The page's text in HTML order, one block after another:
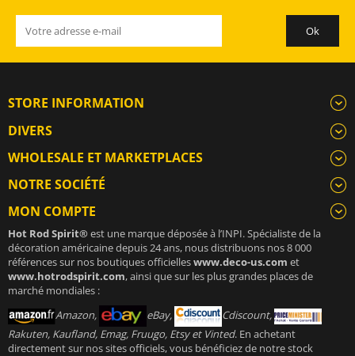
STORE INFORMATION
DIVERS
WHOLESALE ET MARKETPLACES
NOTRE SOCIÉTÉ
MON COMPTE
Hot Rod Spirit®est une marque déposée à l’INPI. Spécialiste de la
décoration américaine depuis 24 ans, nous distribuons nos 8 000
références sur nos boutiques officielleswww.deco-us.com et
www.hotrodspirit.com, ainsi que sur les plus grandes places de
marché mondiales :
Amazon,
eBay,
Cdiscount,
Rakuten, Kaufland, Emag, Fruugo, Etsy et Vinted. En achetant
directement sur nos sites officiels, vous bénéficiez de notre stock